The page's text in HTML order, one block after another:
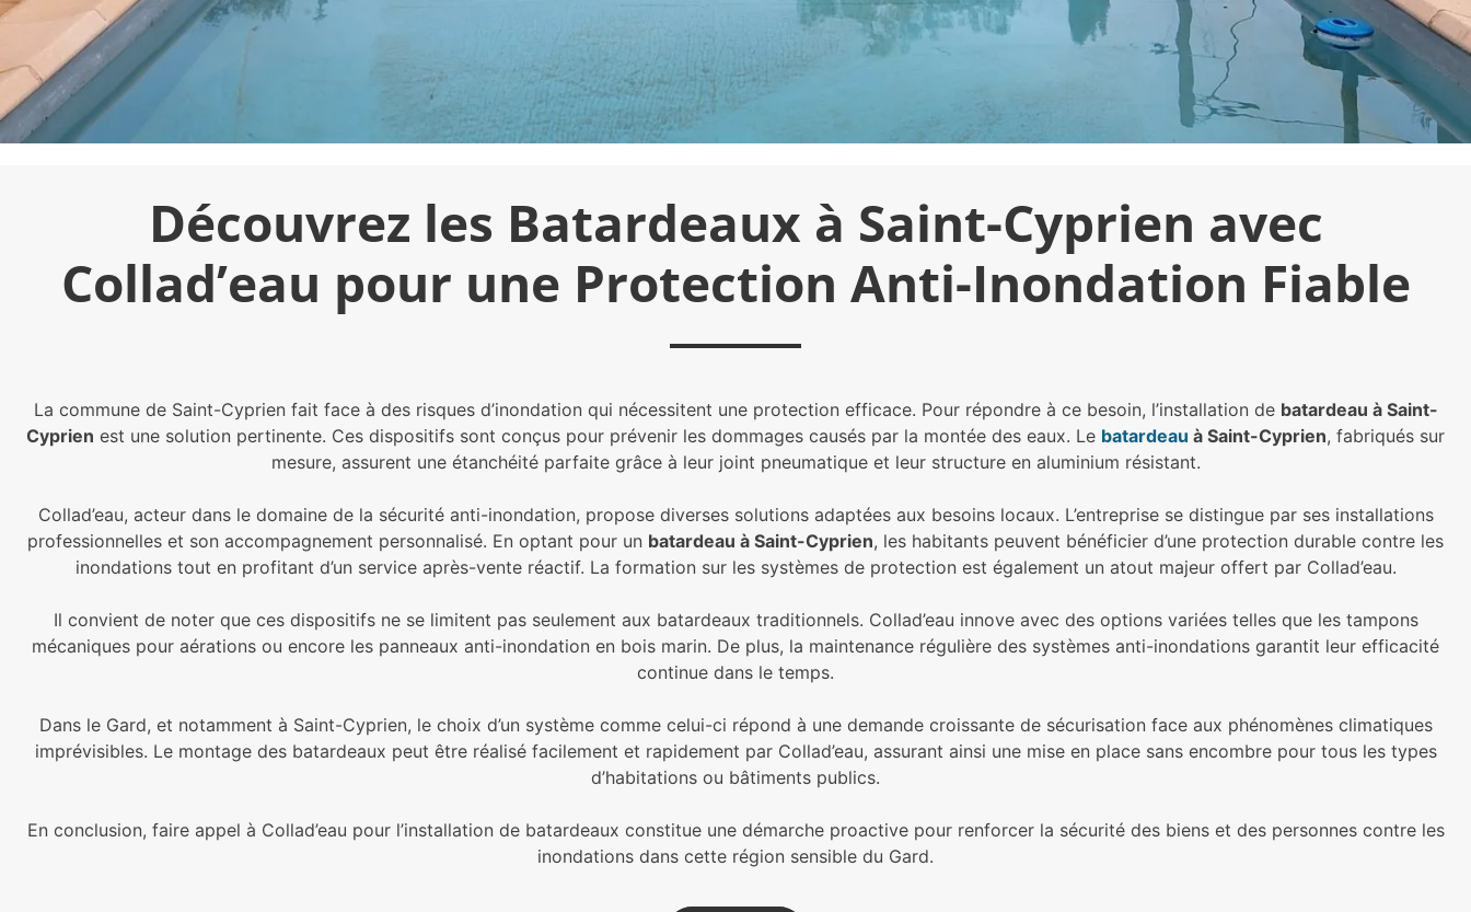
Découvrez les Batardeaux à Saint-Cyprien avec
Collad’eau pour une Protection Anti-Inondation Fiable
La commune de Saint-Cyprien fait face à des risques d’inondation qui nécessitent une protection efficace. Pour répondre à ce besoin, l’installation de batardeau à Saint-
Cyprien est une solution pertinente. Ces dispositifs sont conçus pour prévenir les dommages causés par la montée des eaux. Le batardeau à Saint-Cyprien, fabriqués sur
mesure, assurent une étanchéité parfaite grâce à leur joint pneumatique et leur structure en aluminium résistant.
Collad’eau, acteur dans le domaine de la sécurité anti-inondation, propose diverses solutions adaptées aux besoins locaux. L’entreprise se distingue par ses installations
professionnelles et son accompagnement personnalisé. En optant pour un batardeau à Saint-Cyprien, les habitants peuvent bénéficier d’une protection durable contre les
inondations tout en profitant d’un service après-vente réactif. La formation sur les systèmes de protection est également un atout majeur offert par Collad’eau.
Il convient de noter que ces dispositifs ne se limitent pas seulement aux batardeaux traditionnels. Collad’eau innove avec des options variées telles que les tampons
mécaniques pour aérations ou encore les panneaux anti-inondation en bois marin. De plus, la maintenance régulière des systèmes anti-inondations garantit leur efficacité
continue dans le temps.
Dans le Gard, et notamment à Saint-Cyprien, le choix d’un système comme celui-ci répond à une demande croissante de sécurisation face aux phénomènes climatiques
imprévisibles. Le montage des batardeaux peut être réalisé facilement et rapidement par Collad’eau, assurant ainsi une mise en place sans encombre pour tous les types
d’habitations ou bâtiments publics.
En conclusion, faire appel à Collad’eau pour l’installation de batardeaux constitue une démarche proactive pour renforcer la sécurité des biens et des personnes contre les
inondations dans cette région sensible du Gard.